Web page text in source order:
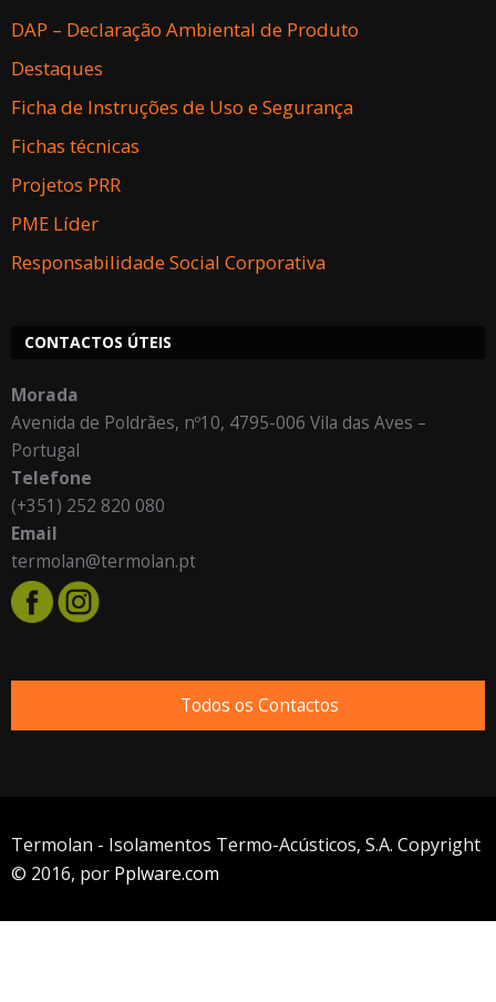
DAP – Declaração Ambiental de Produto
Destaques
Ficha de Instruções de Uso e Segurança
Fichas técnicas
Projetos PRR
PME Líder
Responsabilidade Social Corporativa
CONTACTOS ÚTEIS
Morada
Avenida de Poldrães, nº10, 4795-006 Vila das Aves –
Portugal
Telefone
(+351) 252 820 080
Email
termolan@termolan.pt
Todos os Contactos
Termolan - Isolamentos Termo-Acústicos, S.A. Copyright
© 2016, por Pplware.com